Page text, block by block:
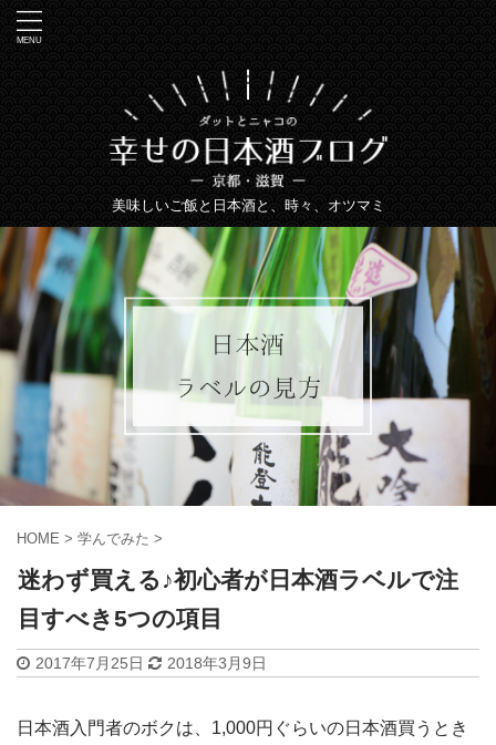
美味しいご飯と日本酒と、時々、オツマミ
HOME > 学んでみた >
迷わず買える♪初心者が日本酒ラベルで注
目すべき5つの項目
2017年7月25日 2018年3月9日
日本酒入門者のボクは、1,000円ぐらいの日本酒買うとき